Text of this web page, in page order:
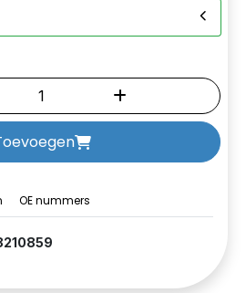
OE nummers